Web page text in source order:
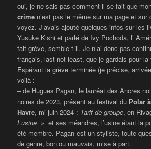
oui, je ne sais pas comment il se fait que
crime n’est pas le même sur ma page et sur
voyez. J’avais ajouté quelques infos sur les
Yusuke Kishi et parlé de Ivy Pochoda, l’
fait grève, semble-t-il. Je n’ai donc pas
français, last not least, que je gardais pour la
Espérant la grève terminée (je précise,
voilà :
– de Hugues Pagan, le lauréat des Ancres
noires de 2023, présent au festival du Polar
Havre, mi-juin 2024 : Tarif de groupe, en
L’usine »et ses méandres, l’usine étant la
été membre. Pagan est un styliste, toute
de genre, bon ou mauvais, mise à part.